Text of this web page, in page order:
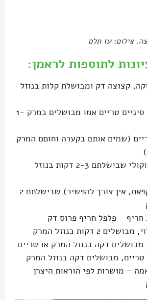
צילום: עז תלם
לתוספות לראמן:
קצוצה דק ומבושלת קלות בנוזל
חופן נבטים סיניים טריים אמו מבושלים במרק 1-
(שמים אותם בקערה וחוםם המרק
תפרחות ברוקולי שבישלתם 2-3 דקות בנוזל
אפונה (מוקפאת, אין צורך להפשיר) שבישלתם 2
– פלפל חריף פרוס דק
2 דקות בנוזל המרק
מבושלים דקה בנוזל המרק או טריים
טריים, מבושלים דקה בנוזל המרק
– מושרות לפי הוראות היצרן